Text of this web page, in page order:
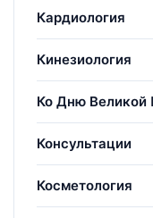
Кардиология
Кинезиология
Ко Дню Великой
Консультации
Косметология